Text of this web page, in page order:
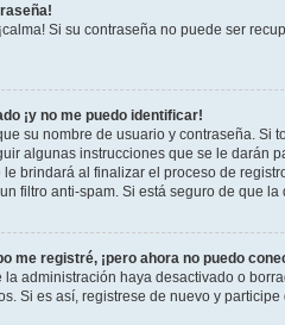
Si su contraseña no puede ser
¡y no me puedo identificar!
su nombre de usuario y contraseña. Si
algunas instrucciones que se le darán
le brindará al finalizar el proceso de
filtro anti-spam. Si está seguro de que
me registré, ¡pero ahora no puedo
la administración haya desactivado o
Si es así, registrese de nuevo y participe